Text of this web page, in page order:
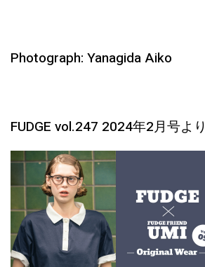
Photograph: Yanagida Aiko
FUDGE vol.247 2024年2月号より